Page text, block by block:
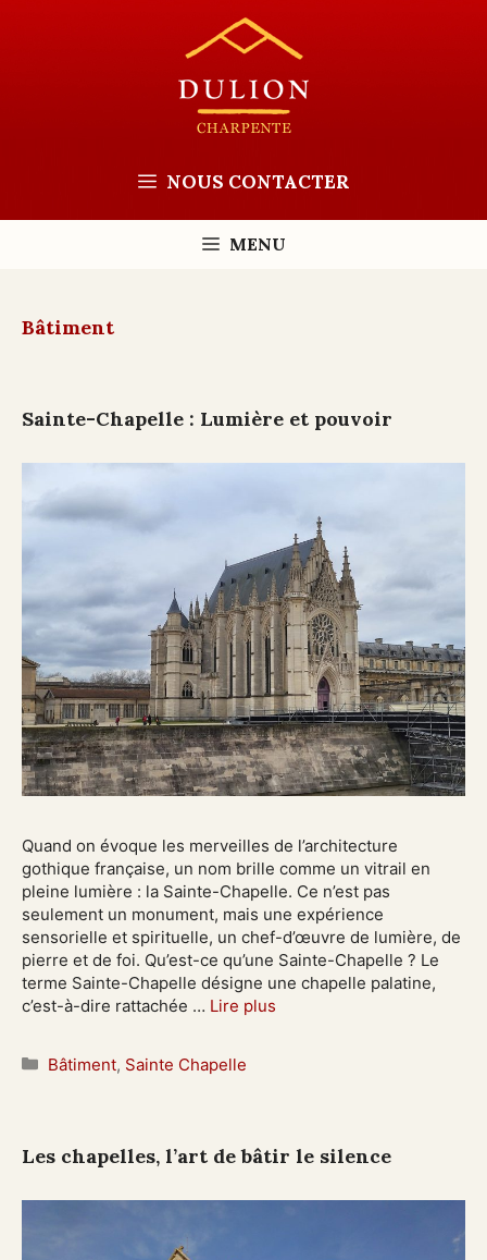
NOUS CONTACTER
MENU
Bâtiment
Sainte-Chapelle : Lumière et pouvoir
Quand on évoque les merveilles de l’architecture
gothique française, un nom brille comme un vitrail en
pleine lumière : la Sainte-Chapelle. Ce n’est pas
seulement un monument, mais une expérience
sensorielle et spirituelle, un chef-d’œuvre de lumière, de
pierre et de foi. Qu’est-ce qu’une Sainte-Chapelle ? Le
terme Sainte-Chapelle désigne une chapelle palatine,
c’est-à-dire rattachée … Lire plus
Catégories
Bâtiment, Sainte Chapelle
Les chapelles, l’art de bâtir le silence